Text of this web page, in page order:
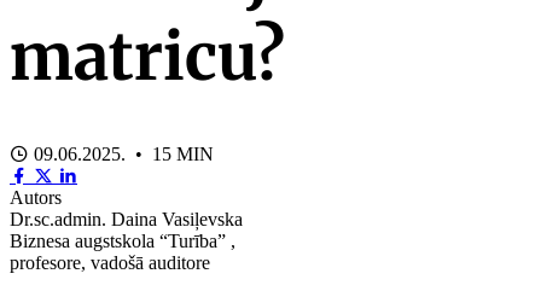
matricu?
09.06.2025. • 15 MIN
Autors
Dr.sc.admin. Daina Vasiļevska
Biznesa augstskola “Turība” ,
profesore, vadošā auditore